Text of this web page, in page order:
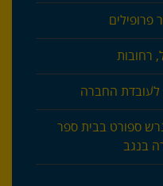
פרופילים
רחובות
לעובדת החברה
ספורט בבית ספר
בנגב